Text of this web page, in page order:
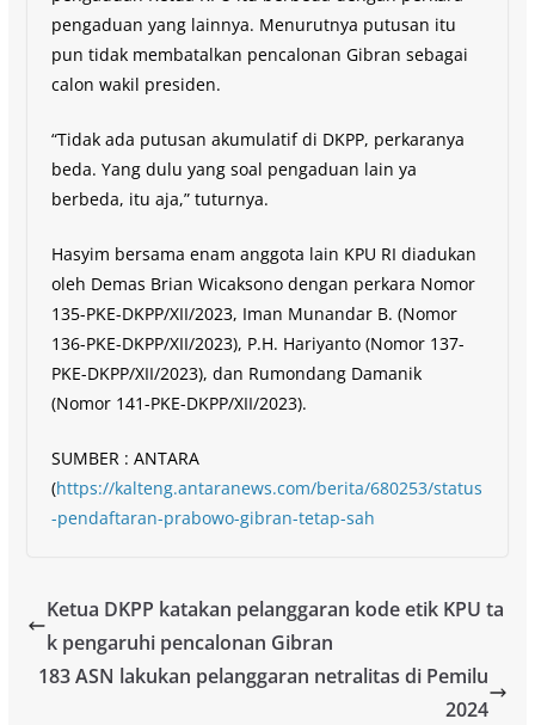
pengaduan yang lainnya. Menurutnya putusan itu
pun tidak membatalkan pencalonan Gibran sebagai
calon wakil presiden.
“Tidak ada putusan akumulatif di DKPP, perkaranya
beda. Yang dulu yang soal pengaduan lain ya
berbeda, itu aja,” tuturnya.
Hasyim bersama enam anggota lain KPU RI diadukan
oleh Demas Brian Wicaksono dengan perkara Nomor
135-PKE-DKPP/XII/2023, Iman Munandar B. (Nomor
136-PKE-DKPP/XII/2023), P.H. Hariyanto (Nomor 137-
PKE-DKPP/XII/2023), dan Rumondang Damanik
(Nomor 141-PKE-DKPP/XII/2023).
SUMBER : ANTARA
(https://kalteng.antaranews.com/berita/680253/status
-pendaftaran-prabowo-gibran-tetap-sah
Ketua DKPP katakan pelanggaran kode etik KPU ta
k pengaruhi pencalonan Gibran
183 ASN lakukan pelanggaran netralitas di Pemilu
2024